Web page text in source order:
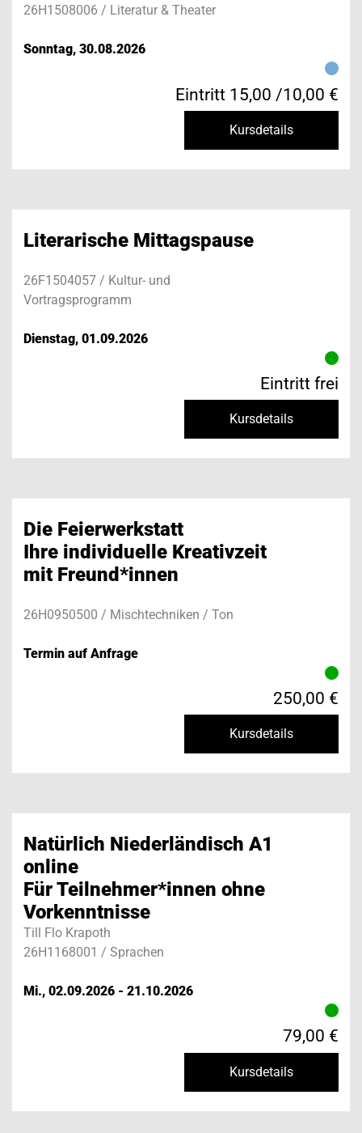
26H1508006 / Literatur & Theater
Sonntag, 30.08.2026
Eintritt 15,00 /10,00 €
Kursdetails
Literarische Mittagspause
26F1504057 / Kultur- und
Vortragsprogramm
Dienstag, 01.09.2026
Eintritt frei
Kursdetails
Die Feierwerkstatt
Ihre individuelle Kreativzeit
mit Freund*innen
26H0950500 / Mischtechniken / Ton
Termin auf Anfrage
250,00 €
Kursdetails
Natürlich Niederländisch A1
online
Für Teilnehmer*innen ohne
Vorkenntnisse
Till Flo Krapoth
26H1168001 / Sprachen
Mi., 02.09.2026 - 21.10.2026
79,00 €
Kursdetails